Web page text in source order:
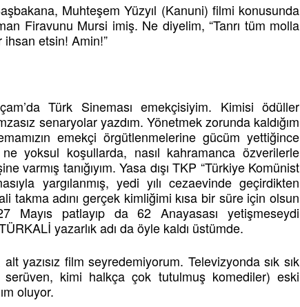
Muhteşem Yüzyıl (Kanuni) filmi konusunda
Firavunu Mursi imiş. Ne diyelim, “Tanrı tüm molla
ihsan etsin! Amin!”
Türk Sineması emekçisiyim. Kimisi ödüller
senaryolar yazdım. Yönetmek zorunda kaldığım
emekçi örgütlenmelerine gücüm yettiğince
ne yoksul koşullarda, nasıl kahramanca özverilerle
varmış tanığıyım. Yasa dışı TKP “Türkiye Komünist
yargılanmış, yedi yılı cezaevinde geçirdikten
takma adını gerçek kimliğimi kısa bir süre için olsun
Mayıs patlayıp da 62 Anayasası yetişmeseydi
yazarlık adı da öyle kaldı üstümde.
yazısız film seyredemiyorum. Televizyonda sık sık
kimi halkça çok tutulmuş komediler) eski
oluyor.